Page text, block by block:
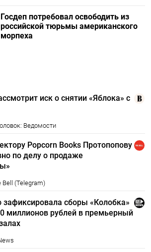
Госдеп потребовал освободить из
российской тюрьмы американского
морпеха